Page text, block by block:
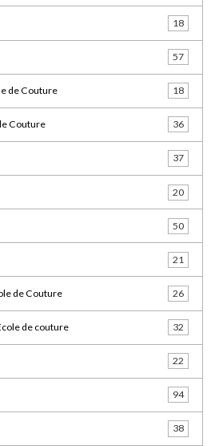
18
57
de Couture 18
Couture 36
37
20
50
21
de Couture 26
de couture 32
22
94
38